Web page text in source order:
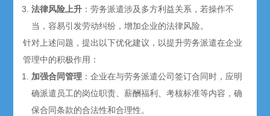
法律风险上升 ：劳务派遣涉及多方利益关系，若操作不
当，容易引发劳动纠纷，增加企业的法律风险。
针对上述问题，提出以下优化建议，以提升劳务派遣在企业
管理中的积极作用：
加强合同管理 ：企业在与劳务派遣公司签订合同时，应明
确派遣员工的岗位职责、薪酬福利、考核标准等内容，确
保合同条款的合法性和合理性。